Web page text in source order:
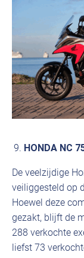
HONDA NC
De veelzijdige
veiliggesteld op
Hoewel deze
gezakt, blijft de
288 verkochte
liefst 73